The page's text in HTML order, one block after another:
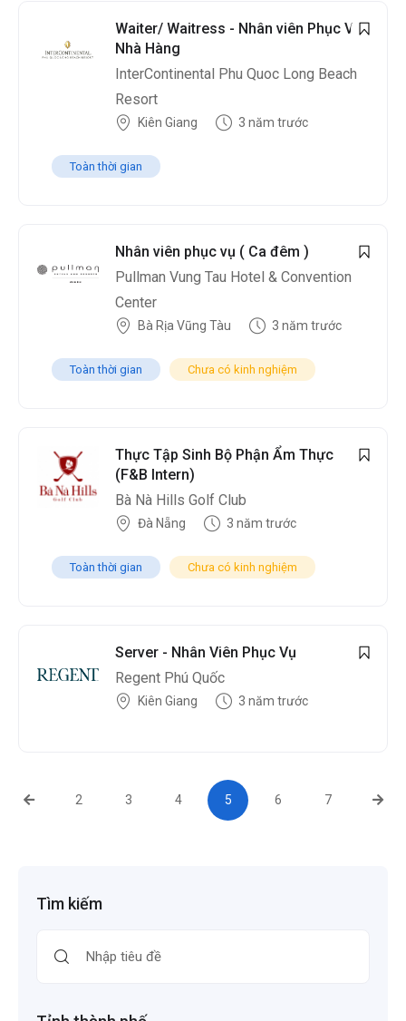
Tìm kiếm
Waiter/ Waitress - Nhân viên Phục Vụ
Nhà Hàng
InterContinental Phu Quoc Long Beach
Resort
Kiên Giang 3 năm trước
Toàn thời gian
Nhân viên phục vụ ( Ca đêm )
Pullman Vung Tau Hotel & Convention
Center
Bà Rịa Vũng Tàu 3 năm trước
Toàn thời gian Chưa có kinh nghiệm
Thực Tập Sinh Bộ Phận Ẩm Thực
(F&B Intern)
Bà Nà Hills Golf Club
Đà Nẵng 3 năm trước
Toàn thời gian Chưa có kinh nghiệm
Server - Nhân Viên Phục Vụ
Regent Phú Quốc
Kiên Giang 3 năm trước
2 3 4 5 6 7